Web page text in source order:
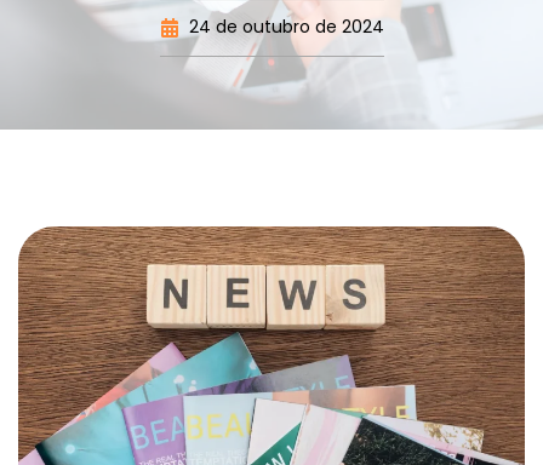
24 de outubro de 2024